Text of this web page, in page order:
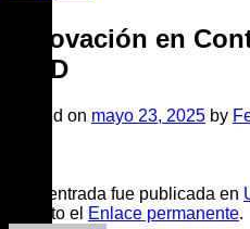
Innovación en
WLD
Posted on mayo 23, 2025 by
Esta entrada fue publicada en
favorito el Enlace permanente.